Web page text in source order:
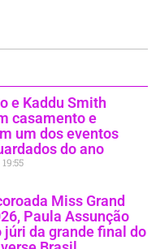
e Kaddu Smith
casamento e
um dos eventos
do ano
19:55
Miss Grand
Paula Assunção
júri da grande final do